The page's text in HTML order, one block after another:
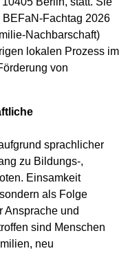
Fachtag 2026
Nachbarschaft)
lokalen Prozess im
von
sprachlicher
zu Bildungs-,
Einsamkeit
als Folge
Ansprache und
sind Menschen
neu